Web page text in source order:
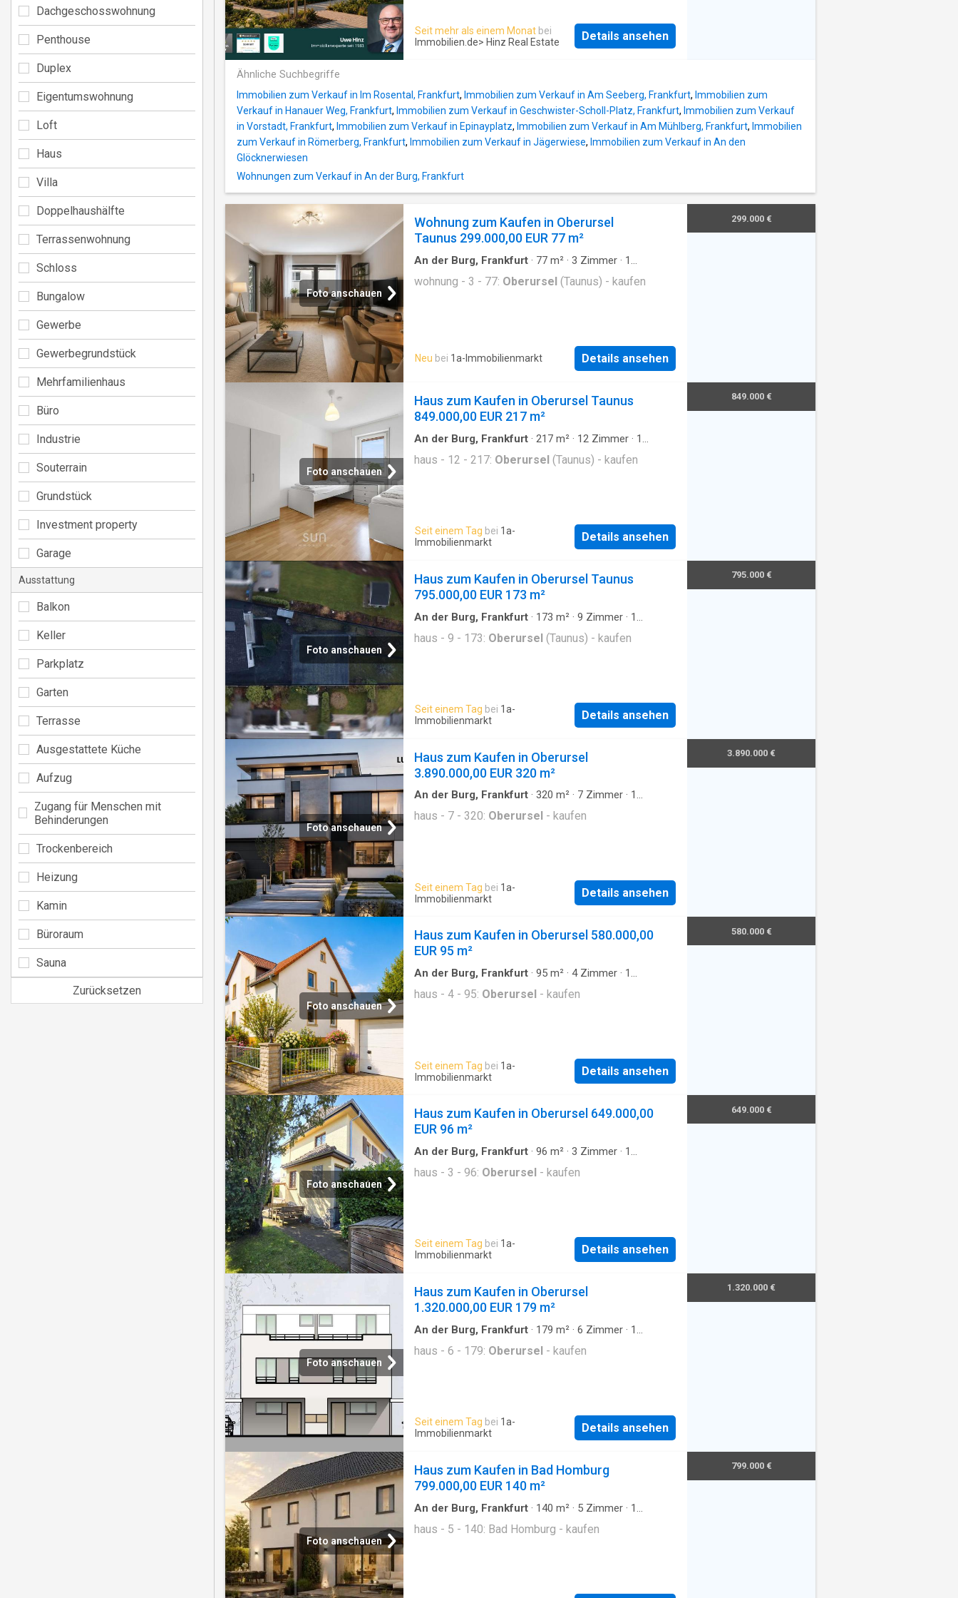
Wohn- und Essbereich verfügt über eine große
Fensterfront und grenzt unmitbar an die Küche an.
und Gaggenau ausgestattet und bietet eine
Sitzgelegenheit für
Ihre Chance, mit einem Startkapital von nur 186.000
€ in eine attraktive Wohnung als Kapitalanlage
reduziert. Wer Vermögen erhalten möchte, sucht
heute nach realen Werten statt bloßen Zahlen auf
dem Konto. Eine mögliche Lösung: Immobilien mit
Betreiberkonzept Diese Anlageform verbindet reale
Objekt – indexierten Mietstrukturen. Ihre Vorteile: -
Sachwert statt Geldentwertung - Anpassung der
langfristige Perspektive - planbare
Zahlungsstrukturen - geringerer Aufwand als
klassische Vermietung - deutschlandweite Auswahl
Besonders interessant für: - sicherheitsor
Seit mehr als einem Monat bei
Immobilien.de> Hinz Real Estate Details ansehen
Ähnliche Suchbegriffe
Immobilien zum Verkauf in Im Rosental, Frankfurt, Immobilien zum Verkauf in Am Seeberg, Frankfurt, Immobilien zum
Verkauf in Hanauer Weg, Frankfurt, Immobilien zum Verkauf in Geschwister-Scholl-Platz, Frankfurt, Immobilien zum Verkauf
in Vorstadt, Frankfurt, Immobilien zum Verkauf in Epinayplatz, Immobilien zum Verkauf in Am Mühlberg, Frankfurt, Immobilien
zum Verkauf in Römerberg, Frankfurt, Immobilien zum Verkauf in Jägerwiese, Immobilien zum Verkauf in An den
Glöcknerwiesen
Wohnungen zum Verkauf in An der Burg, Frankfurt
Foto anschauen
Wohnung zum Kaufen in Oberursel
Taunus 299.000,00 EUR 77 m²
An der Burg, Frankfurt · 77 m² · 3 Zimmer · 1
wohnung - 3 - 77: Oberursel (Taunus) - kaufen
Neu bei 1a-Immobilienmarkt Details ansehen
299.000 €
Foto anschauen
Haus zum Kaufen in Oberursel Taunus
849.000,00 EUR 217 m²
An der Burg, Frankfurt · 217 m² · 12 Zimmer · 1
haus - 12 - 217: Oberursel (Taunus) - kaufen
Seit einem Tag bei 1a-
Immobilienmarkt
Details ansehen
849.000 €
Foto anschauen
Haus zum Kaufen in Oberursel Taunus
795.000,00 EUR 173 m²
An der Burg, Frankfurt · 173 m² · 9 Zimmer · 1
haus - 9 - 173: Oberursel (Taunus) - kaufen
Seit einem Tag bei 1a-
Immobilienmarkt
Details ansehen
795.000 €
Foto anschauen
Haus zum Kaufen in Oberursel
3.890.000,00 EUR 320 m²
An der Burg, Frankfurt · 320 m² · 7 Zimmer · 1
haus - 7 - 320: Oberursel - kaufen
Seit einem Tag bei 1a-
Immobilienmarkt
Details ansehen
3.890.000 €
Foto anschauen
Haus zum Kaufen in Oberursel 580.000,00
EUR 95 m²
An der Burg, Frankfurt · 95 m² · 4Zimmer · 1
haus - 4 - 95: Oberursel - kaufen
Seit einem Tag bei 1a-
Immobilienmarkt
Details ansehen
580.000 €
Foto anschauen
Haus zum Kaufen in Oberursel 649.000,00
EUR 96 m²
An der Burg, Frankfurt · 96 m² · 3 Zimmer · 1
haus - 3 - 96: Oberursel - kaufen
Seit einem Tag bei 1a-
Immobilienmarkt
Details ansehen
649.000 €
Foto anschauen
Haus zum Kaufen in Oberursel
1.320.000,00 EUR 179 m²
An der Burg, Frankfurt · 179 m² · 6 Zimmer · 1
haus - 6 - 179: Oberursel - kaufen
Seit einem Tag bei 1a-
Immobilienmarkt
Details ansehen
1.320.000 €
Foto anschauen
Haus zum Kaufen in Bad Homburg
799.000,00 EUR 140 m²
An der Burg, Frankfurt · 140 m² · 5 Zimmer · 1
haus - 5 - 140: Bad Homburg - kaufen
799.000 €
Dachgeschosswohnung
Penthouse
Duplex
Eigentumswohnung
Loft
Haus
Villa
Doppelhaushälfte
Terrassenwohnung
Schloss
Bungalow
Gewerbe
Gewerbegrundstück
Mehrfamilienhaus
Büro
Industrie
Souterrain
Grundstück
Investment property
Garage
Ausstattung
Balkon
Keller
Parkplatz
Garten
Terrasse
Ausgestattete Küche
Aufzug
Zugang für Menschen mit
Behinderungen
Trockenbereich
Heizung
Kamin
Büroraum
Sauna
Zurücksetzen